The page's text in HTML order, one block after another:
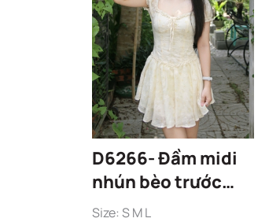
D6266- Đầm midi
nhún bèo trước
smocking thân sau
Size: S M L